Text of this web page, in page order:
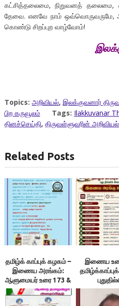
கட்சித்தலைமை, நிறுவனத் தலைமை,
தேவை. எனவே நாம்
கொண்டு சிறப்புற வாழ்வோம்!
Topics: அறிவியல், இலக்குவனார்
பிற கருவூலம்
Tags: Ilakkuvanar
தினச்செய்தி, திருவள்ளுவரின் அறிவியல்
Related Posts
தமிழ்க் காப்புக் கழகம் –
இணைய அரங்கம்:
ஆளுமையர் உரை 173 &
174 ; நூலரங்கம்
இணைய